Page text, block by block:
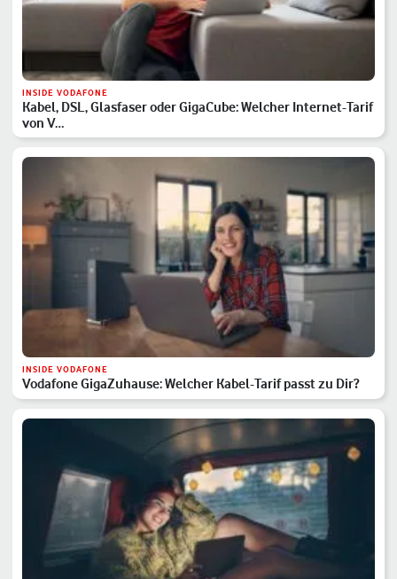
INSIDE VODAFONE
Kabel, DSL, Glasfaser oder GigaCube: Welcher Internet-Tarif
von V…
INSIDE VODAFONE
Vodafone GigaZuhause: Welcher Kabel-Tarif passt zu Dir?